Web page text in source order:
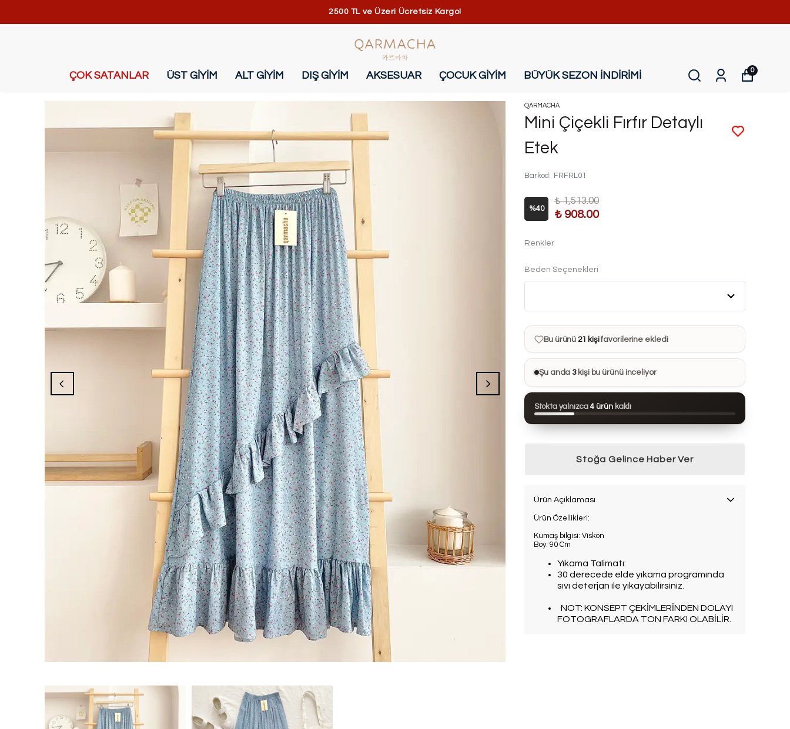
2500 TL ve Üzeri Ücretsiz Kargo!
ÇOK SATANLAR ÜST GİYİM ALT GİYİM DIŞ GİYİM AKSESUAR ÇOCUK GİYİM BÜYÜK SEZON İNDİRİMİ 0
QARMACHA
Mini Çiçekli Fırfır Detaylı
Etek
Barkod : FRFRL01
%40
₺ 1,513.00
₺ 908.00
Renkler
Beden Seçenekleri
Bu ürün şu anda3 kişininsepetinde
Bu ürünü 21 kişifavorilerine ekledi
Bu ürün son 24 saatte 124 kez
Bu ürün son 7 günde9 kezsatın alındı
Şu anda 3kişi bu ürünü inceliyor
Stokta yalnızca 4 ürün kaldı
Stoğa Gelince Haber Ver
Ürün Açıklaması
Ürün Özellikleri:
Kumaş bilgisi: Viskon
Boy: 90 Cm
Yıkama Talimatı:
30 derecede elde yıkama programında
sıvı deterjan ile yıkayabilirsiniz.
NOT: KONSEPT ÇEKİMLERİNDEN DOLAYI
FOTOGRAFLARDA TON FARKI OLABİLİR.